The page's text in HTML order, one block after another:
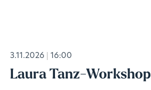
3.11.2026 16:00
Laura Tanz-Workshop